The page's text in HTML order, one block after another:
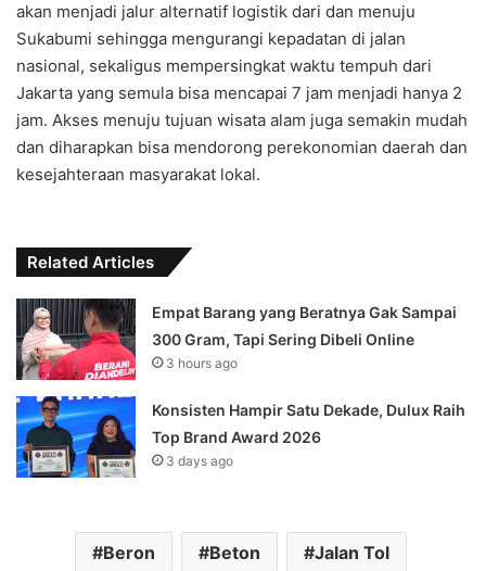
akan menjadi jalur alternatif logistik dari dan menuju
Sukabumi sehingga mengurangi kepadatan di jalan
nasional, sekaligus mempersingkat waktu tempuh dari
Jakarta yang semula bisa mencapai 7 jam menjadi hanya 2
jam. Akses menuju tujuan wisata alam juga semakin mudah
dan diharapkan bisa mendorong perekonomian daerah dan
kesejahteraan masyarakat lokal.
Related Articles
Empat Barang yang Beratnya Gak Sampai
300 Gram, Tapi Sering Dibeli Online
3 hours ago
Konsisten Hampir Satu Dekade, Dulux Raih
Top Brand Award 2026
3 days ago
Beron Beton Jalan Tol